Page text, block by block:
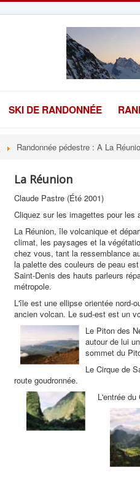
SKI DE RANDONNÉE
Randonnée pédestre : A La
La Réunion
Claude Pastre (Été 2001)
Cliquez sur les imagettes pour les
La Réunion, île volcanique et
climat, les paysages et la
chez vous, tant la ressemblance
la palette des couleurs de peau
Saint-Denis des hauts parleurs
métropole.
L'île est une ellipse orientée nord-
ancien volcan. Le sud-est est un
Le Piton des
autour de lui
sommet du
Le Cirque de
route goudronnée.
L'entrée du